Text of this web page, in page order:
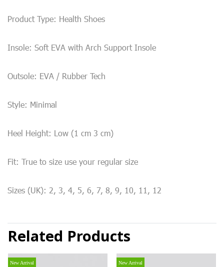
Product Type: Health Shoes
Insole: Soft EVA with Arch Support Insole
Outsole: EVA / Rubber Tech
Style: Minimal
Heel Height: Low (1 cm 3 cm)
Fit: True to size use your regular size
Sizes (UK): 2, 3, 4, 5, 6, 7, 8, 9, 10, 11, 12
Related Products
New Arrival New Arrival